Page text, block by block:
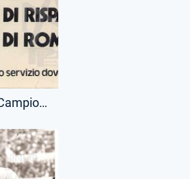
Abbonamento - Campionato Serie A - Tribuna Tevere Numerata - (Retro)